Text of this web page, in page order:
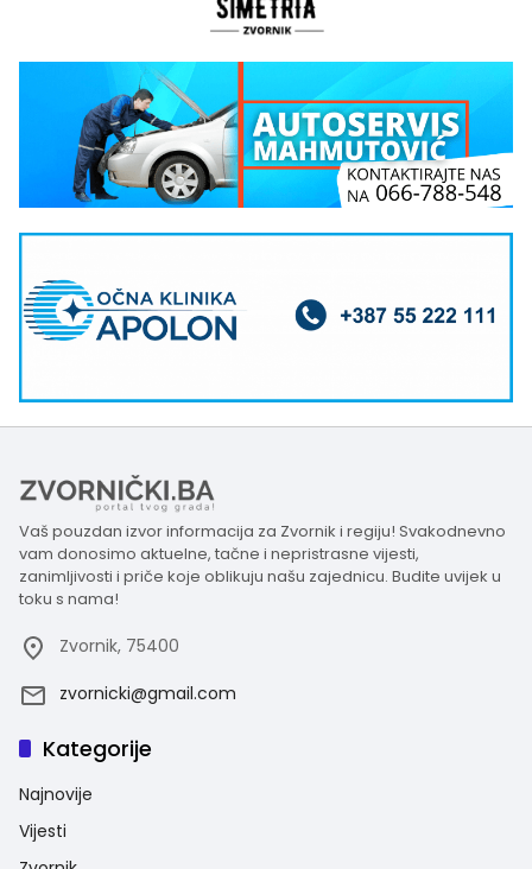
Vaš pouzdan izvor informacija za Zvornik i regiju! Svakodnevno
vam donosimo aktuelne, tačne i nepristrasne vijesti,
zanimljivosti i priče koje oblikuju našu zajednicu. Budite uvijek u
toku s nama!
Zvornik, 75400
zvornicki@gmail.com
Kategorije
Najnovije
Vijesti